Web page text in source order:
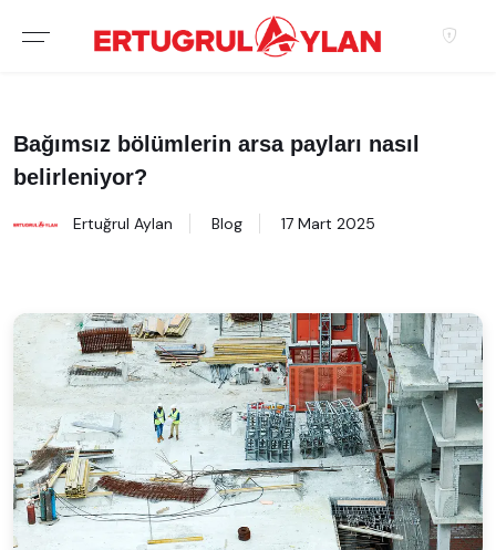
Bağımsız bölümlerin arsa payları nasıl
belirleniyor?
Ertuğrul Aylan Blog 17 Mart 2025
Hakkımızda
EMLAK SITELERIMIZ
EMLAK OFISLERIMIZ